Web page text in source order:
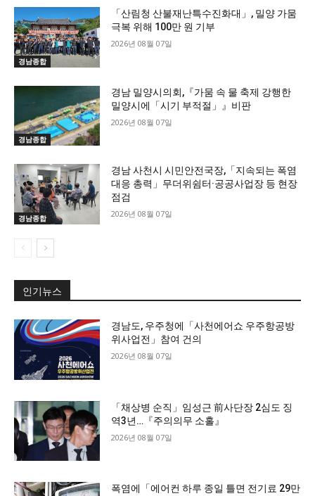
경남종합
「산림청 산불재난특수진화대」, 밀양 가뭄
극복 위해 100만 원 기부
2026년 08월 07일
경남종합
경남 밀양시의회,『가뭄 속 물 축제 강행한
밀양시에「시기 부적절」』비판
2026년 08월 07일
경남종합
경남 사천시 시민안전국장,「지속되는 폭염
대응 총력」무더위쉼터·공공사업장 등 현장
점검
2026년 08월 07일
인기뉴스
경남도, 우주청에「사천에어쇼 우주항공방
위사업전」참여 건의
2026년 08월 07일
「채상병 순직」임성근 前사단장 2심도 징
역3년…『주의의무 소홀』
2026년 08월 07일
폭염에「에어컨 하루 종일 틀면 전기료 29만